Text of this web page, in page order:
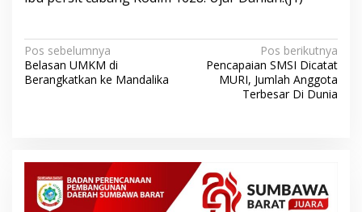
N
a
a
Pos sebelumnya
Belasan UMKM di
Berangkatkan ke Mandalika
Pos berikutnya
Pencapaian SMSI Dicatat
MURI, Jumlah Anggota
Terbesar Di Dunia